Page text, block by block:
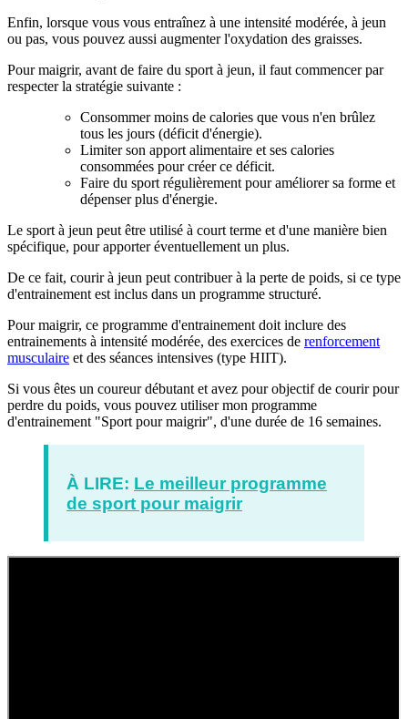
Enfin, lorsque vous vous entraînez à une intensité modérée, à jeun
ou pas, vous pouvez aussi augmenter l'oxydation des graisses.
Pour maigrir, avant de faire du sport à jeun, il faut commencer par
respecter la stratégie suivante :
Consommer moins de calories que vous n'en brûlez
tous les jours (déficit d'énergie).
Limiter son apport alimentaire et ses calories
consommées pour créer ce déficit.
Faire du sport régulièrement pour améliorer sa forme et
dépenser plus d'énergie.
Le sport à jeun peut être utilisé à court terme et d'une manière bien
spécifique, pour apporter éventuellement un plus.
De ce fait, courir à jeun peut contribuer à la perte de poids, si ce type
d'entrainement est inclus dans un programme structuré.
Pour maigrir, ce programme d'entrainement doit inclure des
entrainements à intensité modérée, des exercices de renforcement
musculaire et des séances intensives (type HIIT).
Si vous êtes un coureur débutant et avez pour objectif de courir pour
perdre du poids, vous pouvez utiliser mon programme
d'entrainement "Sport pour maigrir", d'une durée de 16 semaines.
À LIRE: Le meilleur programme
de sport pour maigrir